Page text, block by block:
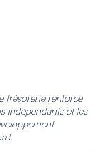
trésorerie renforce
indépendants et les